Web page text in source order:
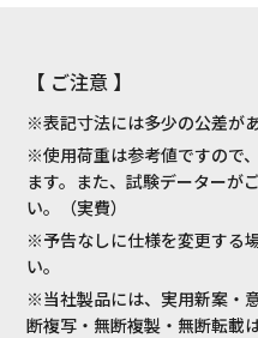
【 ご注意 】
※表記寸法には多少の公差が
※使用荷重は参考値ですので
ます。また、試験データーが
い。（実費）
※予告なしに仕様を変更する
い。
※当社製品には、実用新案・
断複写・無断複製・無断転載